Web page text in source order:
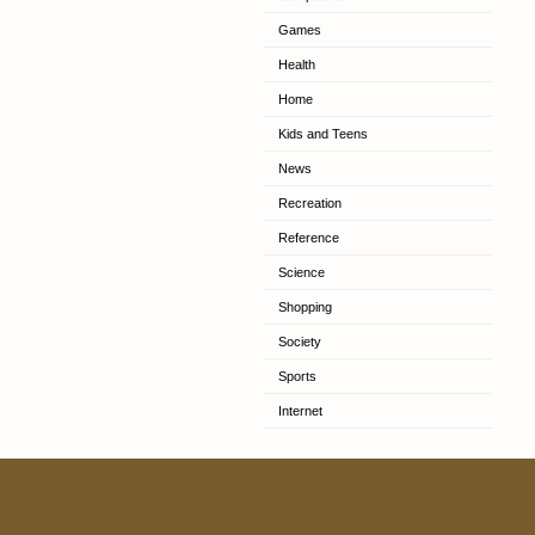
Games
Health
Home
Kids and Teens
News
Recreation
Reference
Science
Shopping
Society
Sports
Internet